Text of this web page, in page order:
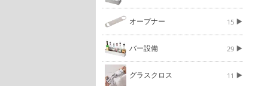
オープナー 15
バー設備 29
グラスクロス 11